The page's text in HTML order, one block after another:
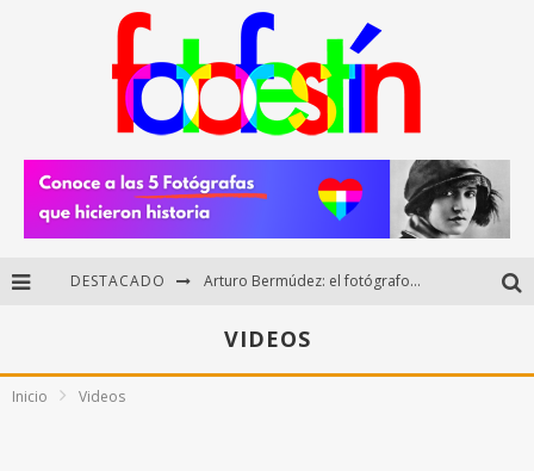
DESTACADO Arturo Bermúdez: el fotógrafo mexicano que brilló en los Premios HUAWEI XMAGE 2025
Di Martini: fotografía boudoir y empoderamiento femenino
VIDEOS
Inicio Videos